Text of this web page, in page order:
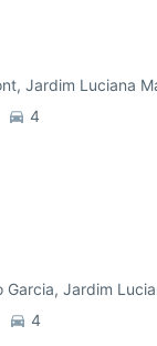
Jardim Luciana
4
Garcia, Jardim
4